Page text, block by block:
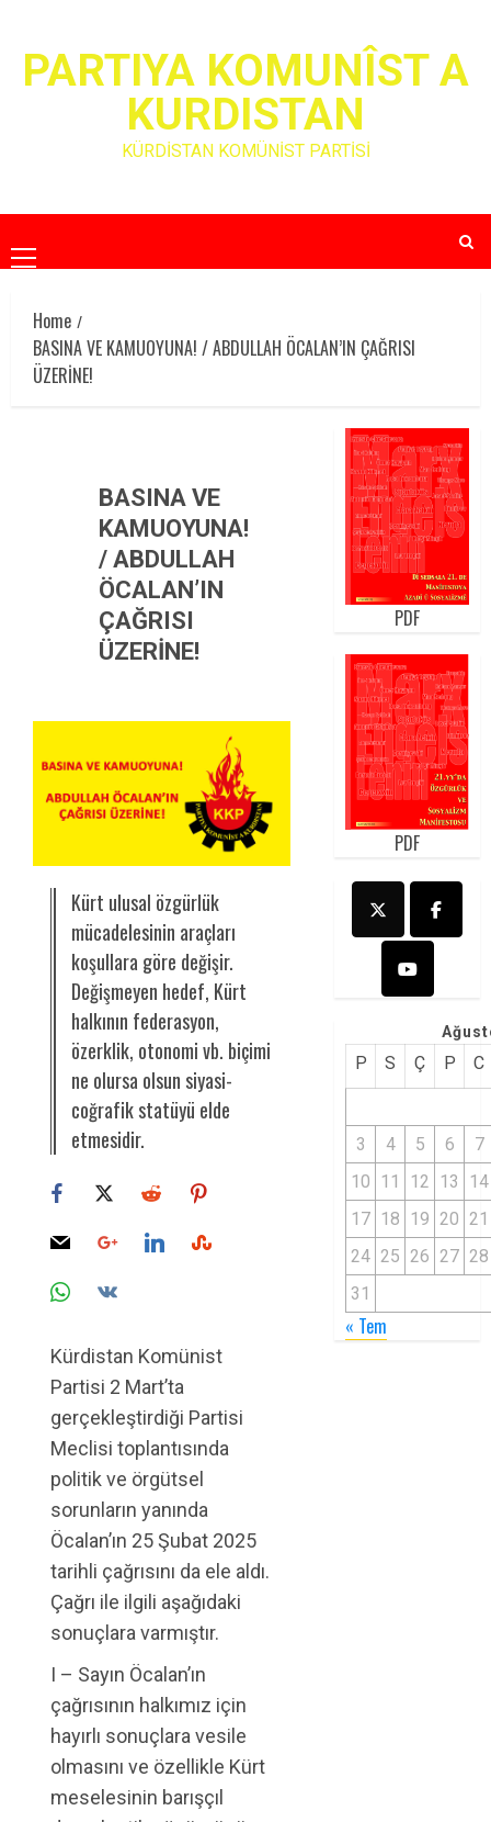
contentPARTIYA KOMUNÎST A
KURDISTAN
KÜRDİSTAN KOMÜNİST PARTİSİ
Primary
Menu
Home
BASINA VE KAMUOYUNA! / ABDULLAH ÖCALAN’IN ÇAĞRISI
ÜZERİNE!
BASINA VE
KAMUOYUNA!
/ ABDULLAH
ÖCALAN’IN
ÇAĞRISI
ÜZERİNE!
Kürt ulusal özgürlük
mücadelesinin araçları
koşullara göre değişir.
Değişmeyen hedef, Kürt
halkının federasyon,
özerklik, otonomi vb. biçimi
ne olursa olsun siyasi-
coğrafik statüyü elde
etmesidir.
Kürdistan Komünist
Partisi 2 Mart’ta
gerçekleştirdiği Partisi
Meclisi toplantısında
politik ve örgütsel
sorunların yanında
Öcalan’ın 25 Şubat 2025
tarihli çağrısını da ele aldı.
Çağrı ile ilgili aşağıdaki
sonuçlara varmıştır.
I – Sayın Öcalan’ın
çağrısının halkımız için
hayırlı sonuçlara vesile
olmasını ve özellikle Kürt
meselesinin barışçıl
PDF
PDF
P S Ç P C
3 4 5 6
7
10 11 12 13
14
17 18 19 20 21
24 25 26 27 28
31
« Tem